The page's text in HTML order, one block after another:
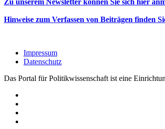
Hinweise zum Verfassen von Beiträgen finden
Impressum
Datenschutz
Das Portal für Politikwissenschaft ist eine